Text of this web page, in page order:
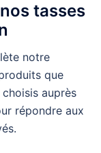
tasses
notre
que
auprès
répondre aux